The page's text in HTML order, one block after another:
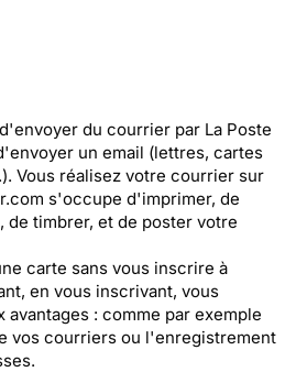
du courrier par La Poste
un email (lettres, cartes
Vous réalisez votre courrier sur
s'occupe d'imprimer, de
de timbrer, et de poster votre
carte sans vous inscrire à
en vous inscrivant, vous
: comme par exemple
vos courriers ou l'enregistrement